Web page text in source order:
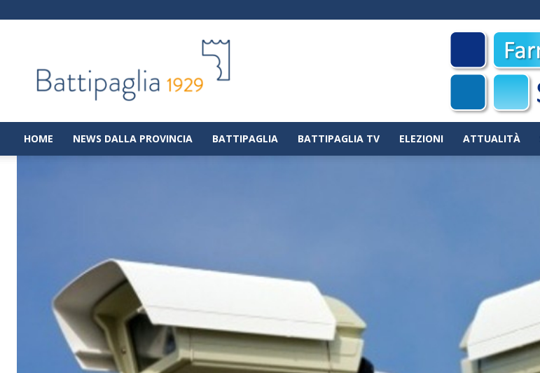
|
Notizie
dalla
città
di
HOME NEWS DALLA PROVINCIA BATTIPAGLIA BATTIPAGLIA TV ELEZIONI ATTUALITÀ